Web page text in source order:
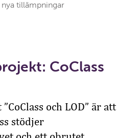
tillämpningar
CoClass
och LOD” är att
stödjer